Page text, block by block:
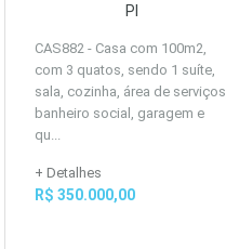
PI
CAS882 - Casa com 100m2,
com 3 quatos, sendo 1 suíte,
sala, cozinha, área de serviços,
banheiro social, garagem e
qu...
+ Detalhes
R$ 350.000,00